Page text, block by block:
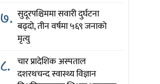
७. सुदूरपश्चिममा सवारी दुर्घटना
बढ्दो, तीन वर्षमा ५६९ जनाको
मृत्यु
८. चार प्रादेशिक अस्पताल
दशरथचन्द स्वास्थ्य विज्ञान